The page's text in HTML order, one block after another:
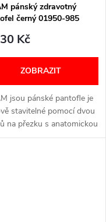
pánský zdravotný
černý 01950-985
Kč
ZOBRAZIT
jsou pánské pantofle je
stavitelné pomocí dvou
na přezku s anatomickou
stélkou. ŠÍŘE H